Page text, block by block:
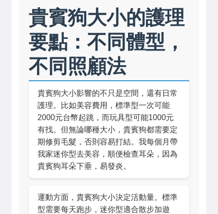
貴賓狗大小的護理
要點：不同體型，
不同照顧法
貴賓狗大小影響的不只是空間，還有日常
護理。比如美容費用，標準型一次可能
2000元台幣起跳，而玩具型可能1000元
有找。但無論哪種大小，貴賓狗都需要定
期修剪毛髮，否則容易打結。我每個月帶
我家迷你型去美容，順便檢查耳朵，因為
貴賓狗耳朵下垂，易發炎。
運動方面，貴賓狗大小決定活動量。標準
型需要每天跑步，迷你型適合散步加遊